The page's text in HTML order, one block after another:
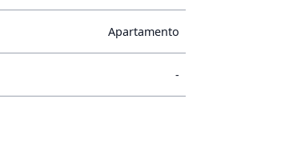
Apartamento
-